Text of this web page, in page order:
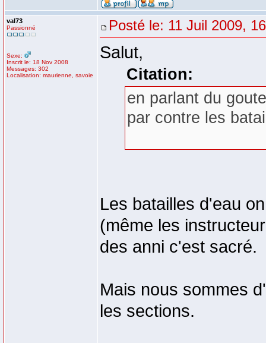
val73
Passionné
Sexe:
Inscrit le: 18 Nov 2008
Messages: 302
Localisation: maurienne, savoie
Posté le: 11 Juil 2009,
Salut,
Citation:
en parlant du
par contre les
Les batailles d'eau
(même les
des anni c'est sacré.
Mais nous sommes
les sections.